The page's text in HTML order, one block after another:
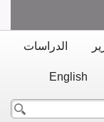
الدراسات
English